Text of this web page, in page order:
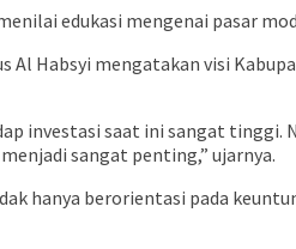
edukasi mengenai pasar
Al Habsyi mengatakan visi
investasi saat ini sangat tinggi.
sangat penting,” ujarnya.
hanya berorientasi pada